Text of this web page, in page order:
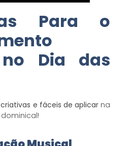
Para o
Dia das
criativas e fáceis de aplicar na